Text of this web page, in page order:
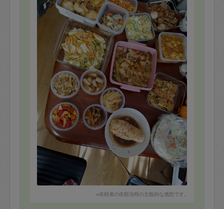
※依頼者の依頼当時の主観的な感想です。